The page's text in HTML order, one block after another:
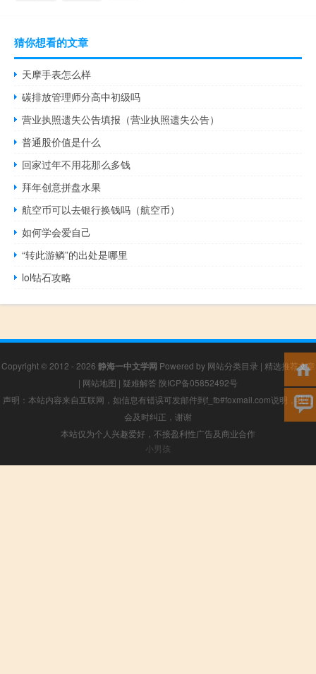
猜你想看的文章
天摩手表怎么样
碳排放管理师分高中初级吗
营业执照遗失公告填报（营业执照遗失公告）
普通股价值是什么
回家过年不用花那么多钱
拜年创意拼盘水果
航空币可以去银行换钱吗（航空币）
如何学会爱自己
“转此游鳞”的出处是哪里
lol钻石攻略
Copyright © 2012 - 2026 静海一中文学网 Powered by 网站分类目录 | 精选推荐文章
| 网站地图 | 疑难解答 陕ICP备05852492号
声明：本站内容来自互联网，如信息有错误可发邮件到f_fb#foxmail.com说明，我们
会及时纠正，谢谢
本站仅为个人兴趣爱好，不接盈利性广告及商业合作
小男孩